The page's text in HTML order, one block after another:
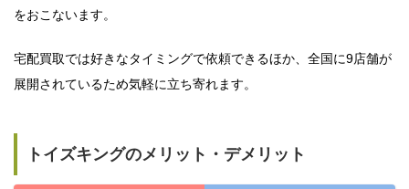
をおこないます。
宅配買取では好きなタイミングで依頼できるほか、全国に9店舗が
展開されているため気軽に立ち寄れます。
トイズキングのメリット・デメリット